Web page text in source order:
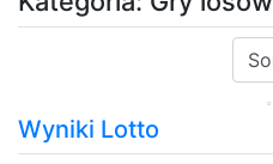
Wyniki Lotto